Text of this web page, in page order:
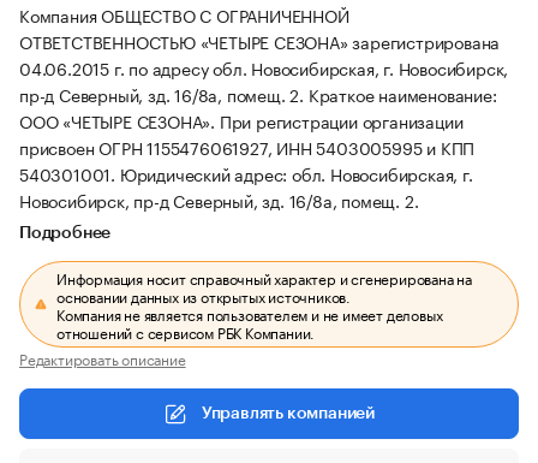
Компания ОБЩЕСТВО С ОГРАНИЧЕННОЙ
ОТВЕТСТВЕННОСТЬЮ «ЧЕТЫРЕ СЕЗОНА» зарегистрирована
04.06.2015 г. по адресу обл. Новосибирская, г. Новосибирск,
пр-д Северный, зд. 16/8а, помещ. 2. Краткое наименование:
ООО «ЧЕТЫРЕ СЕЗОНА». При регистрации организации
присвоен ОГРН 1155476061927, ИНН 5403005995 и КПП
540301001. Юридический адрес: обл. Новосибирская, г.
Новосибирск, пр-д Северный, зд. 16/8а, помещ. 2.
Подробнее
Информация носит справочный характер и сгенерирована на
основании данных из открытых источников.
Компания не является пользователем и не имеет деловых
отношений с сервисом РБК Компании.
Редактировать описание
Управлять компанией